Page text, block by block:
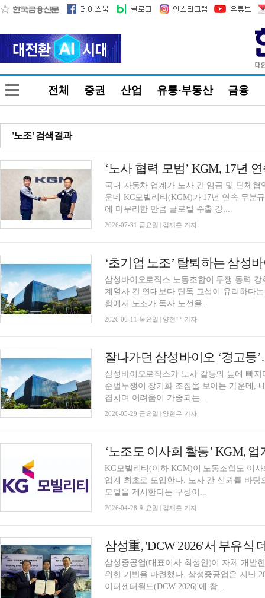
전체 증권 산업 유통·부동산 금융
'노조' 검색결과
‘노사 협력 모범’ KGM, 17년
국내 자동차 업계가 노사 간 임금 및 단체
운데 KG모빌리티(KGM)가 17년 연속 무분
에 마무리한 만큼 글로벌 수출 강...
2026-07-31 금요일 | 김재훈 기자
삼성바이오로직스 노동조합이 투쟁 동력
계열사 간 연대보다 단독 교섭이 유리하다
황에서 노조가 독자 노선을...
2026-06-11 목요일 | 양현우 기자
삼성바이오로직스가 노사 갈등의 늪에 빠
준법투쟁이 장기화 조짐을 보이는 가운데,
겹치며 어려움이 가중되는...
2026-05-29 금요일 | 양현우 기자
‘노조도 이사회 활동’ KGM,
KG모빌리티(이하 KGM)이 노동조합도 이
업계 최초로 도입한다. 노사 간 신뢰를 바
모델을 제시한다는 구상이...
2026-04-28 화요일 | 김재훈 기자
삼성重, 'DCW 2026'서 부유식
삼성중공업(대표이사 최성안)이 자체 개발
위한 기반을 마련했다. 삼성중공업은 지난
이터센터월드(DCW 2026)'에 참...